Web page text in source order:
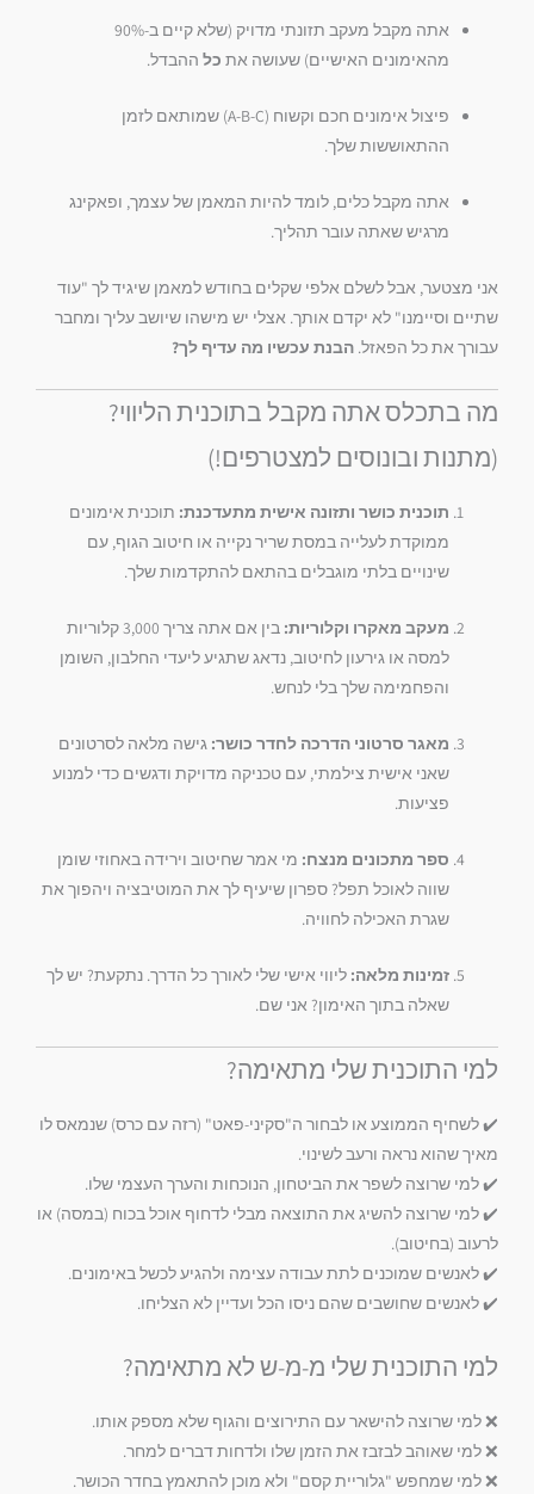
אתה מקבל מעקב תזונתי מדויק (שלא קיים ב-90%
מהאימונים האישיים) שעושה את כל ההבדל.
פיצול אימונים חכם וקשוח (A-B-C) שמותאם לזמן
ההתאוששות שלך.
אתה מקבל כלים, לומד להיות המאמן של עצמך, ופאקינג
מרגיש שאתה עובר תהליך.
אני מצטער, אבל לשלם אלפי שקלים בחודש למאמן שיגיד לך "עוד
שתיים וסיימנו" לא יקדם אותך. אצלי יש מישהו שיושב עליך ומחבר
עבורך את כל הפאזל. הבנת עכשיו מה עדיף לך?
מה בתכלס אתה מקבל בתוכנית הליווי?
(מתנות ובונוסים למצטרפים!)
תוכנית כושר ותזונה אישית מתעדכנת: תוכנית אימונים
ממוקדת לעלייה במסת שריר נקייה או חיטוב הגוף, עם
שינויים בלתי מוגבלים בהתאם להתקדמות שלך.
מעקב מאקרו וקלוריות:
בין אם אתה צריך 3,000 קלוריות
למסה או גירעון לחיטוב, נדאג שתגיע ליעדי החלבון, השומן
והפחמימה שלך בלי לנחש.
מאגר סרטוני הדרכה לחדר כושר: גישה מלאה לסרטונים
שאני אישית צילמתי, עם טכניקה מדויקת ודגשים כדי למנוע
פציעות.
ספר מתכונים מנצח: מי אמר שחיטוב וירידה באחוזי שומן
שווה לאוכל תפל? ספרון שיעיף לך את המוטיבציה ויהפוך את
שגרת האכילה לחוויה.
זמינות מלאה: ליווי אישי שלי לאורך כל הדרך. נתקעת? יש לך
שאלה בתוך האימון? אני שם.
למי התוכנית שלי מתאימה?
✔️ לשחיף הממוצע או לבחור ה"סקיני-פאט" (רזה עם כרס) שנמאס לו
מאיך שהוא נראה ורעב לשינוי.
✔️ למי שרוצה לשפר את הביטחון, הנוכחות והערך העצמי שלו.
✔️ למי שרוצה להשיג את התוצאה מבלי לדחוף אוכל בכוח (במסה) או
לרעוב (בחיטוב).
✔️ לאנשים שמוכנים לתת עבודה עצימה ולהגיע לכשל באימונים.
✔️ לאנשים שחושבים שהם ניסו הכל ועדיין לא הצליחו.
למי התוכנית שלי מ-מ-ש לא מתאימה?
❌ למי שרוצה להישאר עם התירוצים והגוף שלא מספק אותו.
❌ למי שאוהב לבזבז את הזמן שלו ולדחות דברים למחר.
❌ למי שמחפש "גלוריית קסם" ולא מוכן להתאמץ בחדר הכושר.